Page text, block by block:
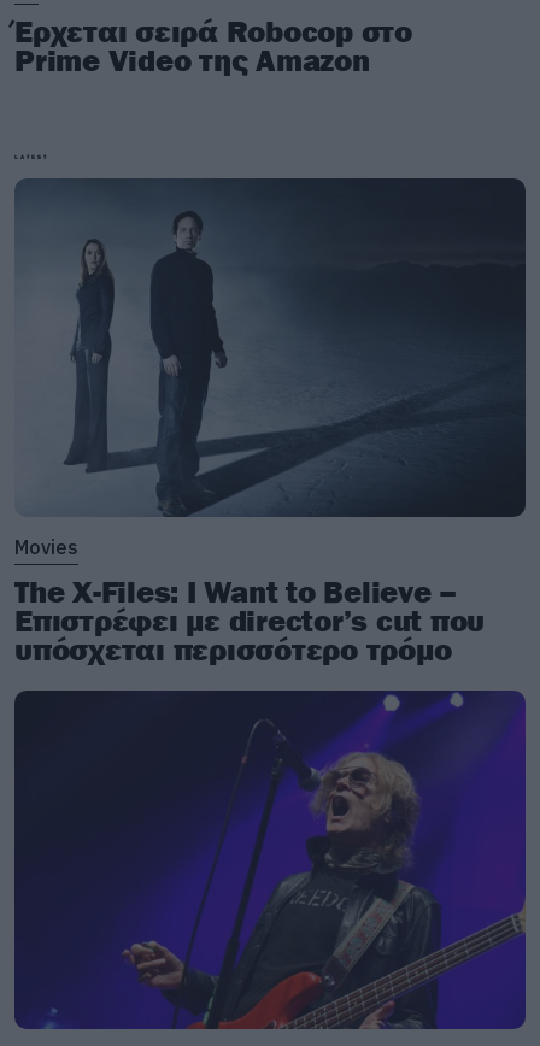
Έρχεται σειρά Robocop στο
Prime Video της Amazon
LATEST
Movies
The X-Files: I Want to Believe –
Επιστρέφει με director’s cut που
υπόσχεται περισσότερο τρόμο